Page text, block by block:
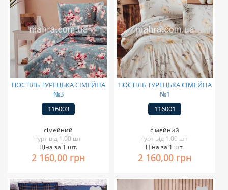
ПОСТІЛЬ ТУРЕЦЬКА СІМЕЙНА
№3
116003
сімейний
гурт від 1.00 шт
Ціна за 1 шт.
2 160,00 грн
ПОСТІЛЬ ТУРЕЦЬКА СІМЕЙНА
№1
116001
сімейний
гурт від 1.00 шт
Ціна за 1 шт.
2 160,00 грн